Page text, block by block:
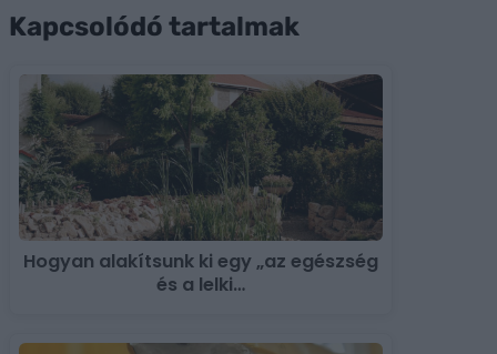
Kapcsolódó tartalmak
Hogyan alakítsunk ki egy „az egészség
és a lelki…